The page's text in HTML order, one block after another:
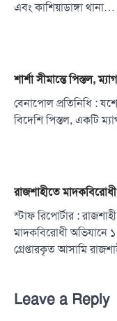
এবং কাশিয়াডাঙ্গা থানা…
শার্শা সীমান্তে পিস্তল,
বেনাপোল প্রতিনিধি :
বিদেশি পিস্তল, একটি
রাজশাহীতে মাদকবিরোধী
স্টাফ রিপোর্টার :
মাদকবিরোধী অভিযানে ১
গ্রেপ্তারকৃত আসামি
Leave a Reply